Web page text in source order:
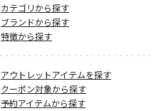
カテゴリから探す
ブランドから探す
特徴から探す
アウトレットアイテムを探す
クーポン対象から探す
予約アイテムから探す